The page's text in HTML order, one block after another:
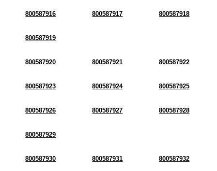
800587916 800587917 800587918
800587919
800587920 800587921 800587922
800587923 800587924 800587925
800587926 800587927 800587928
800587929
800587930 800587931 800587932